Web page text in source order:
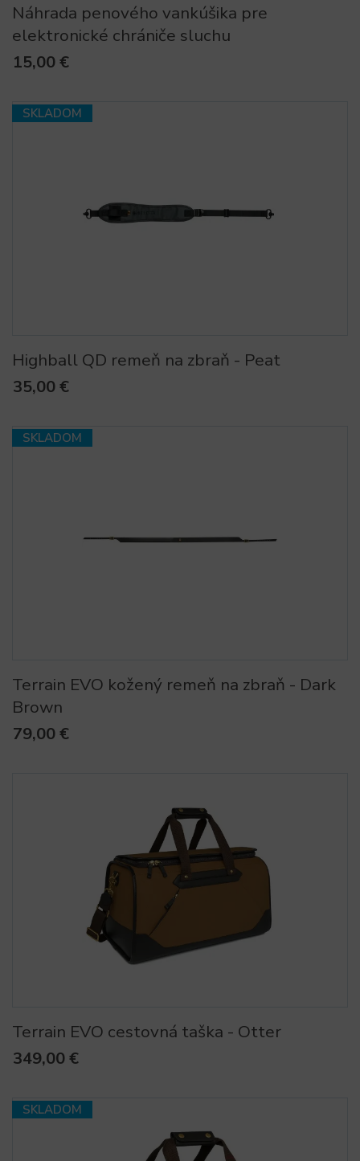
Náhrada penového vankúšika pre
elektronické chrániče sluchu
15,00 €
SKLADOM
Highball QD remeň na zbraň - Peat
35,00 €
SKLADOM
Terrain EVO kožený remeň na zbraň - Dark
Brown
79,00 €
Terrain EVO cestovná taška - Otter
349,00 €
SKLADOM